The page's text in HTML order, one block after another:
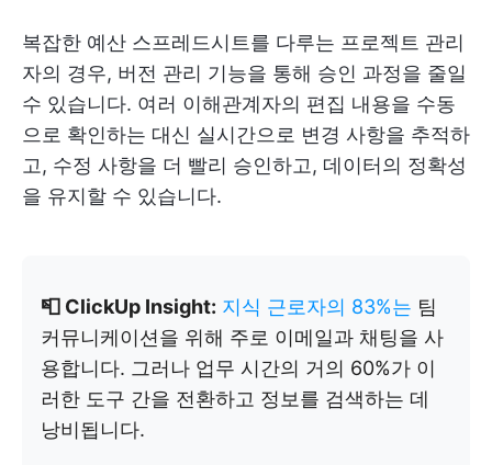
복잡한 예산 스프레드시트를 다루는 프로젝트 관리
자의 경우, 버전 관리 기능을 통해 승인 과정을 줄일
수 있습니다. 여러 이해관계자의 편집 내용을 수동
으로 확인하는 대신 실시간으로 변경 사항을 추적하
고, 수정 사항을 더 빨리 승인하고, 데이터의 정확성
을 유지할 수 있습니다.
📮 ClickUp Insight: 지식 근로자의 83%는 팀
커뮤니케이션을 위해 주로 이메일과 채팅을 사
용합니다. 그러나 업무 시간의 거의 60%가 이
러한 도구 간을 전환하고 정보를 검색하는 데
낭비됩니다.